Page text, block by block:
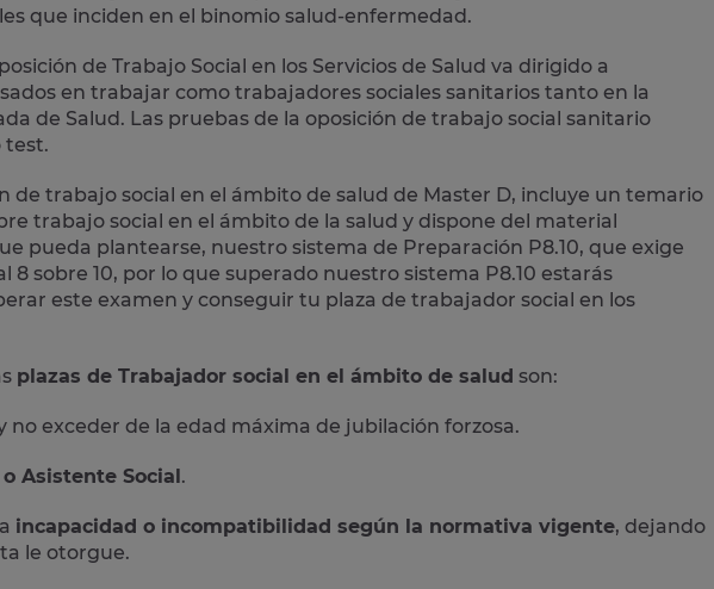
que inciden en el binomio salud-enfermedad.
de Trabajo Social en los Servicios de Salud va dirigido a
en trabajar como trabajadores sociales sanitarios tanto en la
de Salud. Las pruebas de la oposición de trabajo social sanitario
test.
de trabajo social en el ámbito de salud de Master D, incluye un temario
trabajo social en el ámbito de la salud y dispone del material
pueda plantearse, nuestro sistema de Preparación P8.10, que exige
8 sobre 10, por lo que superado nuestro sistema P8.10 estarás
este examen y conseguir tu plaza de trabajador social en los
plazas de Trabajador social en el ámbito de salud son:
no exceder de la edad máxima de jubilación forzosa.
Asistente Social.
incapacidad o incompatibilidad según la normativa vigente, dejando
le otorgue.